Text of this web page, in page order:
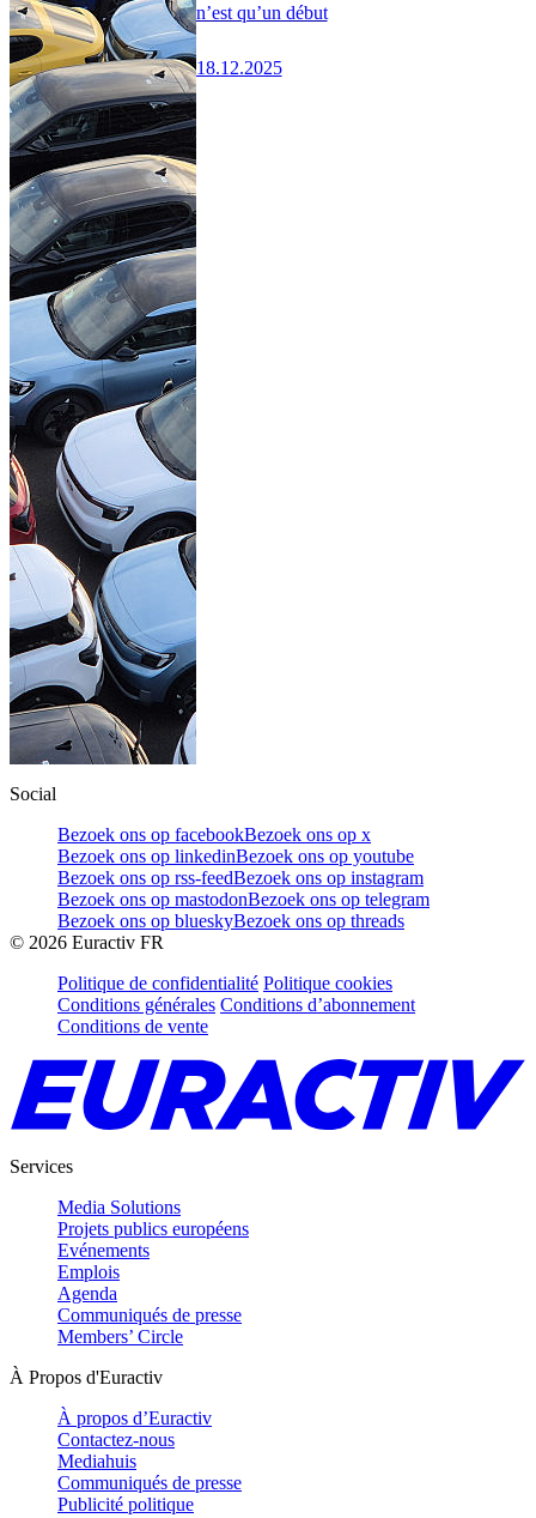
n’est qu’un début
18.12.2025
Social
Bezoek ons op facebookBezoek ons op x
Bezoek ons op linkedinBezoek ons op youtube
Bezoek ons op rss-feedBezoek ons op instagram
Bezoek ons op mastodonBezoek ons op telegram
Bezoek ons op blueskyBezoek ons op threads
© 2026 Euractiv FR
Politique de confidentialité Politique cookies
Conditions générales Conditions d’abonnement
Conditions de vente
Services
Media Solutions
Projets publics européens
Evénements
Emplois
Agenda
Communiqués de presse
Members’ Circle
À Propos d'Euractiv
À propos d’Euractiv
Contactez-nous
Mediahuis
Communiqués de presse
Publicité politique